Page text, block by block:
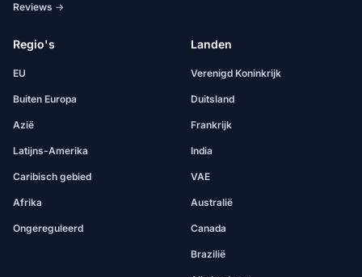
Reviews →
Regio's
EU
Buiten Europa
Azië
Latijns-Amerika
Caribisch gebied
Afrika
Ongereguleerd
Landen
Verenigd Koninkrijk
Duitsland
Frankrijk
India
VAE
Australië
Canada
Brazilië